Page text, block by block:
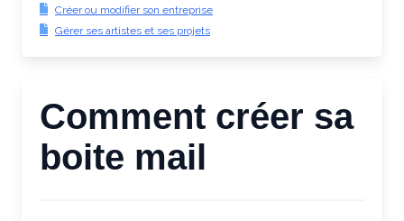
Créer ou modifier son entreprise
Gérer ses artistes et ses projets
Comment créer sa
boite mail